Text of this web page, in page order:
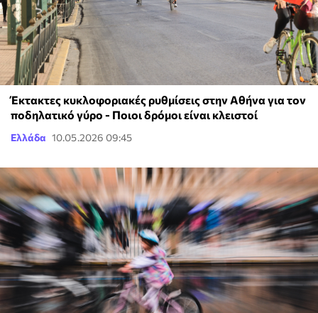
Έκτακτες κυκλοφοριακές ρυθμίσεις στην Αθήνα για τον
ποδηλατικό γύρο - Ποιοι δρόμοι είναι κλειστοί
Ελλάδα 10.05.2026 09:45